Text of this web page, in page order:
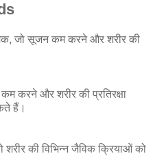
जो सूजन कम करने और शरीर की
करने और शरीर की प्रतिरक्षा
हैं।
शरीर की विभिन्न जैविक क्रियाओं को